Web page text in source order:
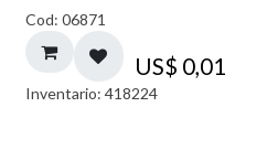
Cod: 06871
US$ 0,01
Inventario: 418224